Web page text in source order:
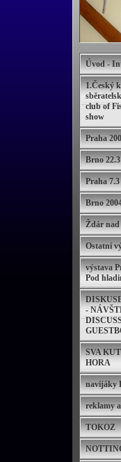
Úvod -
1.Český
club of
show
Praha
Brno
Praha
Brno
Ždár nad
Ostatní
výstava
Pod
-
SVA
HORA
navijáky
reklamy
TOKOZ